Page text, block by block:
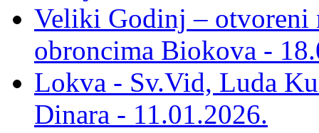
Veliki Godinj – otvoreni
obroncima Biokova -
Lokva - Sv.Vid, Luda
Dinara - 11.01.2026.